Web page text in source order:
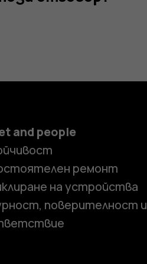
and people
ремонт
на устройства
поверителност и